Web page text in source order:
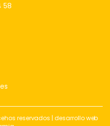
58
reservados | desarrollo web